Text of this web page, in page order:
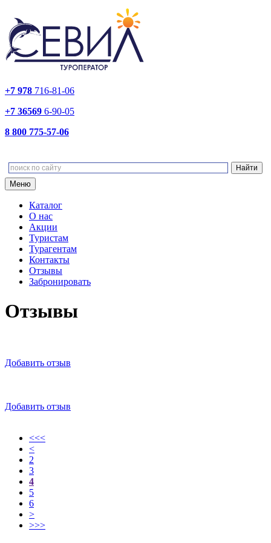
+7 978 716-81-06
+7 36569 6-90-05
8 800 775-57-06
Меню
Каталог
О нас
Акции
Туристам
Турагентам
Контакты
Отзывы
Забронировать
Отзывы
Добавить отзыв
Добавить отзыв
<<<
<
2
3
4
5
6
>
>>>